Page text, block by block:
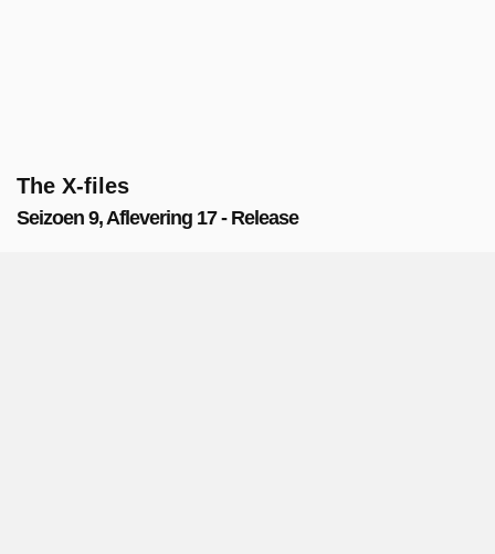
The X-files
Seizoen 9, Aflevering 17 - Release